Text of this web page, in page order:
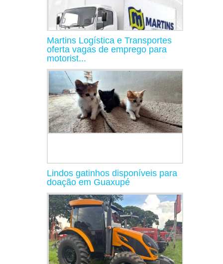
Martins Logística e Transportes
oferta vagas de emprego para
motorist...
Lindos gatinhos disponíveis para
doação em Guaxupé